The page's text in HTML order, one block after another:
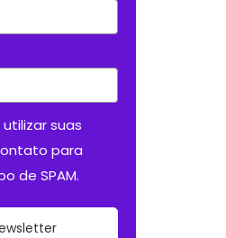
suas
para
de SPAM.